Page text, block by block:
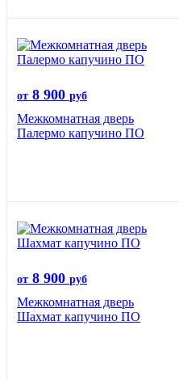
от 8 900 руб
Межкомнатная дверь
Палермо капучино ПО
от 8 900 руб
Межкомнатная дверь
Шахмат капучино ПО